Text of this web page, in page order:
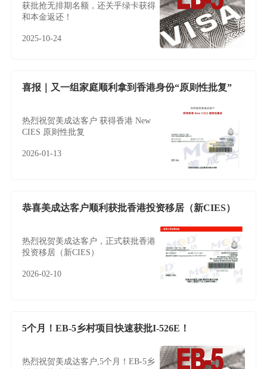
获批抢无排期名额，还关乎绿卡获得
和本金返还！
2025-10-24
喜报｜又一组家庭顺利拿到香港身份“原则性批复”
热烈祝贺美成达客户 获得香港 New
CIES 原则性批复
2026-01-13
恭喜美成达客户顺利获批香港投资移居（新CIES）
热烈祝贺美成达客户，正式获批香港
投资移居（新CIES）
2026-02-10
5个月！EB-5乡村项目快速获批I-526E！
热烈祝贺美成达客户,5个月！EB-5乡